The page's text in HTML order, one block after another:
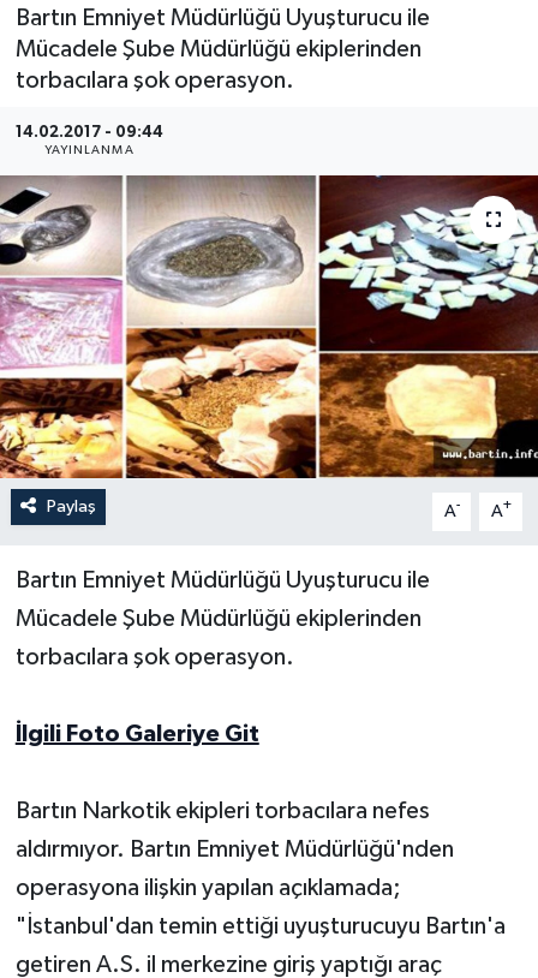
Bartın Emniyet Müdürlüğü Uyuşturucu ile
Mücadele Şube Müdürlüğü ekiplerinden
torbacılara şok operasyon.
14.02.2017 - 09:44
YAYINLANMA
Paylaş A- A+
Bartın Emniyet Müdürlüğü Uyuşturucu ile
Mücadele Şube Müdürlüğü ekiplerinden
torbacılara şok operasyon.
İlgili Foto Galeriye Git
Bartın Narkotik ekipleri torbacılara nefes
aldırmıyor. Bartın Emniyet Müdürlüğü'nden
operasyona ilişkin yapılan açıklamada;
"İstanbul'dan temin ettiği uyuşturucuyu Bartın'a
getiren A.S. il merkezine giriş yaptığı araç
Medya
Sivil Toplum
Siyaset
Spor
Tarım
Turizm
Yerel Yönetimler
DÜNYA